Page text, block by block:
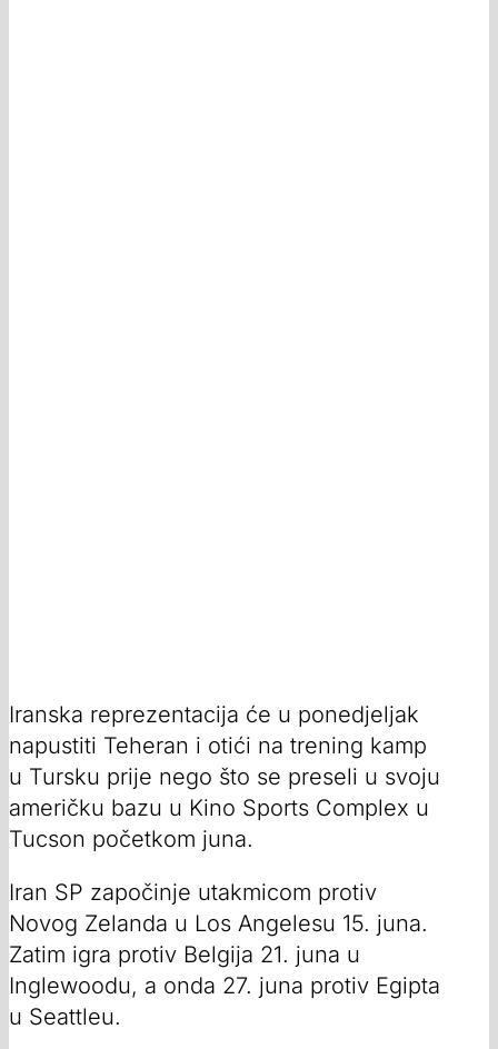
Iranska reprezentacija će u ponedjeljak
napustiti Teheran i otići na trening kamp
u Tursku prije nego što se preseli u svoju
američku bazu u Kino Sports Complex u
Tucson početkom juna.
Iran SP započinje utakmicom protiv
Novog Zelanda u Los Angelesu 15. juna.
Zatim igra protiv Belgija 21. juna u
Inglewoodu, a onda 27. juna protiv Egipta
u Seattleu.